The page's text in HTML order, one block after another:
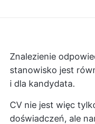
Znalezienie
stanowisko jest
i dla kandydata.
CV nie jest więc
doświadczeń, ale